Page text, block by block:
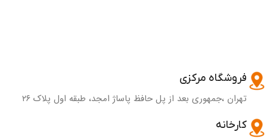
فروشگاه مرکزی
تهران ،جمهوری بعد از پل حافظ پاساژ امجد، طبقه اول پلاک ۲۶
کارخانه